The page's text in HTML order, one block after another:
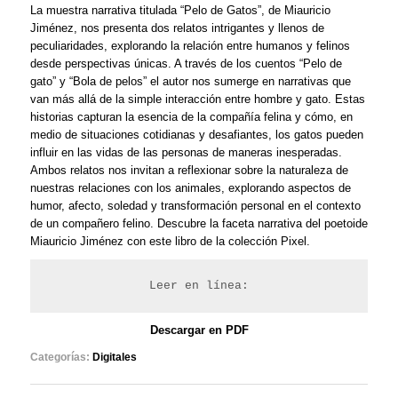
La muestra narrativa titulada “Pelo de Gatos”, de Miauricio
Jiménez, nos presenta dos relatos intrigantes y llenos de
peculiaridades, explorando la relación entre humanos y felinos
desde perspectivas únicas. A través de los cuentos “Pelo de
gato” y “Bola de pelos” el autor nos sumerge en narrativas que
van más allá de la simple interacción entre hombre y gato. Estas
historias capturan la esencia de la compañía felina y cómo, en
medio de situaciones cotidianas y desafiantes, los gatos pueden
influir en las vidas de las personas de maneras inesperadas.
Ambos relatos nos invitan a reflexionar sobre la naturaleza de
nuestras relaciones con los animales, explorando aspectos de
humor, afecto, soledad y transformación personal en el contexto
de un compañero felino. Descubre la faceta narrativa del poetoide
Miauricio Jiménez con este libro de la colección Pixel.
Leer en línea:
Descargar en PDF
Categorías: Digitales